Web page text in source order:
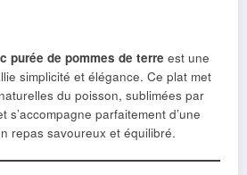
purée de pommes de terre est une
simplicité et élégance. Ce plat met
du poisson, sublimées par
s’accompagne parfaitement d’une
repas savoureux et équilibré.